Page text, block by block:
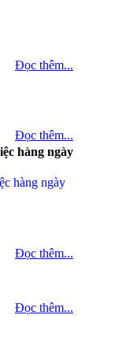
Đọc thêm...
Đọc thêm...
hàng ngày
Đọc thêm...
Đọc thêm...